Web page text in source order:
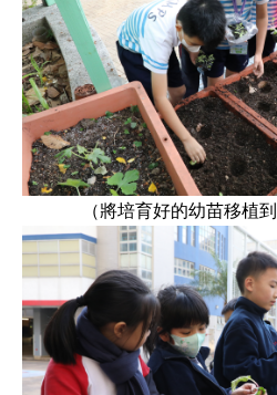
（將培育好的幼苗移植